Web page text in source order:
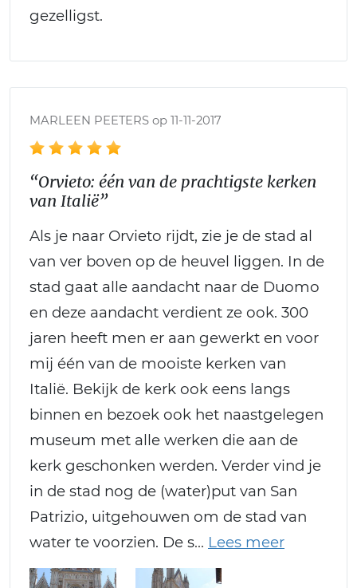
gezelligst.
MARLEEN PEETERS op 11-11-2017
“Orvieto: één van de prachtigste kerken
van Italië”
Als je naar Orvieto rijdt, zie je de stad al
van ver boven op de heuvel liggen. In de
stad gaat alle aandacht naar de Duomo
en deze aandacht verdient ze ook. 300
jaren heeft men er aan gewerkt en voor
mij één van de mooiste kerken van
Italië. Bekijk de kerk ook eens langs
binnen en bezoek ook het naastgelegen
museum met alle werken die aan de
kerk geschonken werden. Verder vind je
in de stad nog de (water)put van San
Patrizio, uitgehouwen om de stad van
water te voorzien. De s